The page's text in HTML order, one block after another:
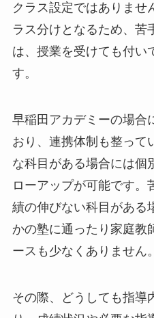
クラス設定ではありませ
ラス分けとなるため、苦
は、授業を受けても付い
す。
早稲田アカデミーの場合
おり、連携体制も整って
な科目がある場合には個
ローアップが可能です。
績の伸びない科目がある
かの塾に通ったり家庭教
ースも少なくありません。
その際、どうしても指導